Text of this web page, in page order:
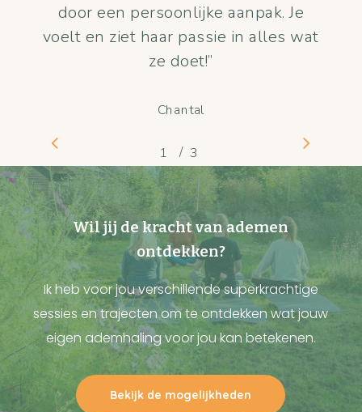
door een persoonlijke aanpak. Je
voelt en ziet haar passie in alles wat
ze doet!”
Chantal
1 2 3
/ 3
Wil jij de kracht van ademen
ontdekken?
Ik heb voor jou verschillende superkrachtige
sessies en trajecten om te ontdekken wat jouw
eigen ademhaling voor jou kan betekenen.
Bekijk de mogelijkheden